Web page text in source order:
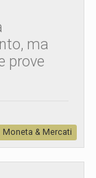
ma
prove
Moneta & Mercati